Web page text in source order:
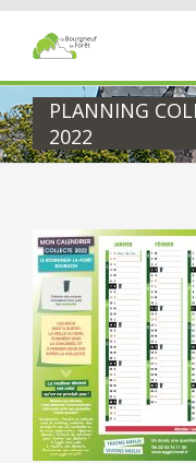
Passer
contenu
PLANNING
2022